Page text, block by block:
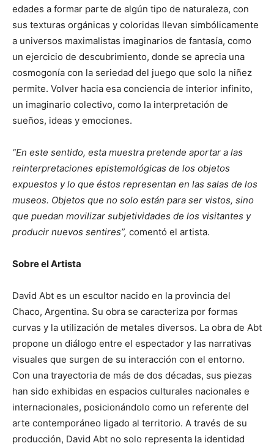
edades a formar parte de algún tipo de naturaleza, con
sus texturas orgánicas y coloridas llevan simbólicamente
a universos maximalistas imaginarios de fantasía, como
un ejercicio de descubrimiento, donde se aprecia una
cosmogonía con la seriedad del juego que solo la niñez
permite. Volver hacia esa conciencia de interior infinito,
un imaginario colectivo, como la interpretación de
sueños, ideas y emociones.
“En este sentido, esta muestra pretende aportar a las
reinterpretaciones epistemológicas de los objetos
expuestos y lo que éstos representan en las salas de los
museos. Objetos que no solo están para ser vistos, sino
que puedan movilizar subjetividades de los visitantes y
producir nuevos sentires”, comentó el artista.
Sobre el Artista
David Abt es un escultor nacido en la provincia del
Chaco, Argentina. Su obra se caracteriza por formas
curvas y la utilización de metales diversos. La obra de Abt
propone un diálogo entre el espectador y las narrativas
visuales que surgen de su interacción con el entorno.
Con una trayectoria de más de dos décadas, sus piezas
han sido exhibidas en espacios culturales nacionales e
internacionales, posicionándolo como un referente del
arte contemporáneo ligado al territorio. A través de su
producción, David Abt no solo representa la identidad